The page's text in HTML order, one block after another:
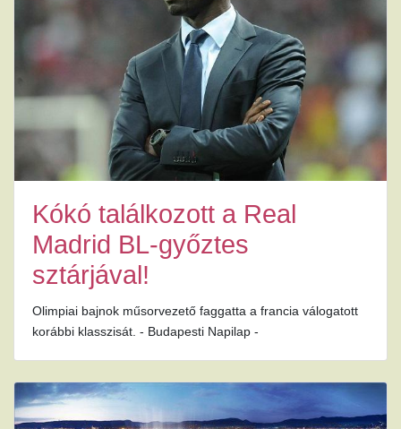
Kókó találkozott a Real
Madrid BL-győztes
sztárjával!
Olimpiai bajnok műsorvezető faggatta a francia válogatott
korábbi klasszisát. - Budapesti Napilap -